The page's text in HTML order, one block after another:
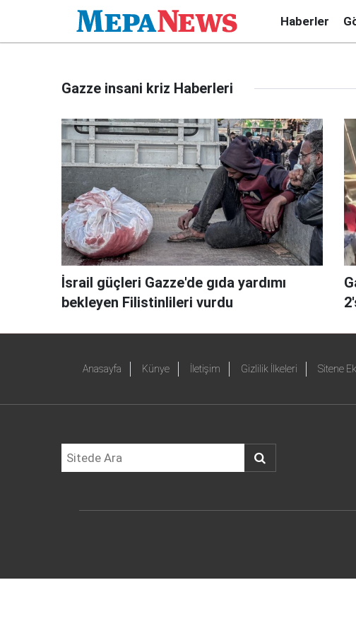
Haberler
Gazze insani kriz Haberleri
İsrail güçleri Gazze'de gıda yardımı
bekleyen Filistinlileri vurdu
Anasayfa Künye İletişim Gizlilik İlkeleri Sitene